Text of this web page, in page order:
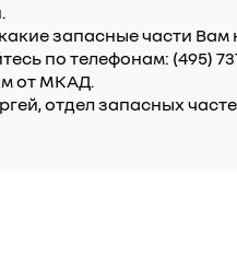
запасные части
по телефонам: (495)
от МКАД.
отдел запасных